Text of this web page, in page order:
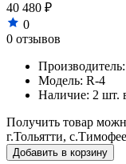
40 480 ₽
0
0 отзывов
Производитель:
Модель: R-4
Наличие: 2 шт.
Получить товар
г.Тольятти,
Добавить в корзину